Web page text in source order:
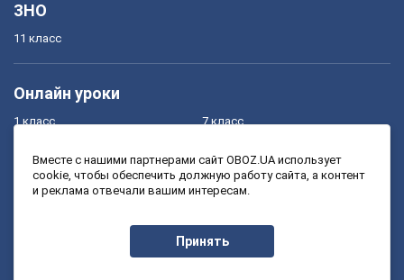
ЗНО
11 класс
Онлайн уроки
1 класс
3 класс
7 класс
9 класс
Вместе с нашими партнерами сайт OBOZ.UA использует
cookie, чтобы обеспечить должную работу сайта, а контент
и реклама отвечали вашим интересам.
Принять